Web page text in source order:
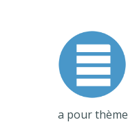
a pour